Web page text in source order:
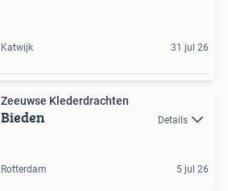
Katwijk 31 jul 26
Zeeuwse Klederdrachten
Bieden Details
Rotterdam 5 jul 26